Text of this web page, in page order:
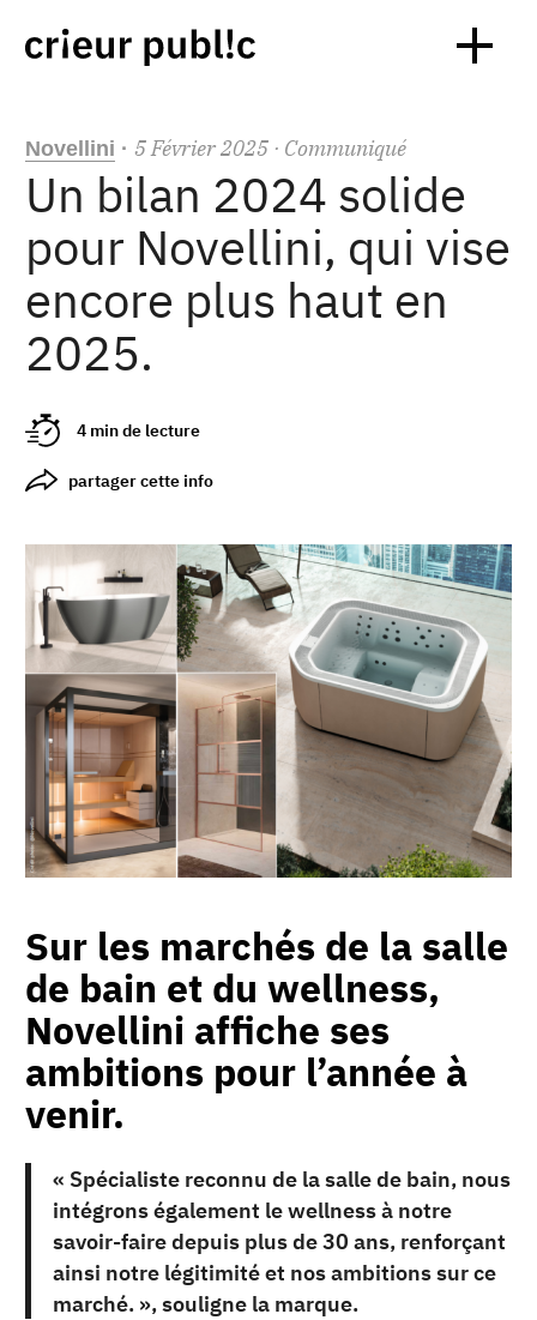
Novellini · 5Février2025 · Communiqué
Un bilan 2024 solide
pour Novellini, qui vise
encore plus haut en
2025.
4 min de lecture
partager cette info
Sur les marchés de la salle
de bain et du wellness,
Novellini affiche ses
ambitions pour l’année à
venir.
« Spécialiste reconnu de la salle de bain, nous
intégrons également le wellness à notre
savoir-faire depuis plus de 30 ans, renforçant
ainsi notre légitimité et nos ambitions sur ce
marché. », souligne la marque.